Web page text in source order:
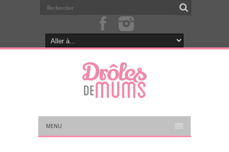
MENU